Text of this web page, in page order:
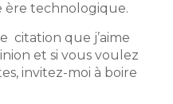
ère technologique.
citation que j’aime
et si vous voulez
invitez-moi à boire